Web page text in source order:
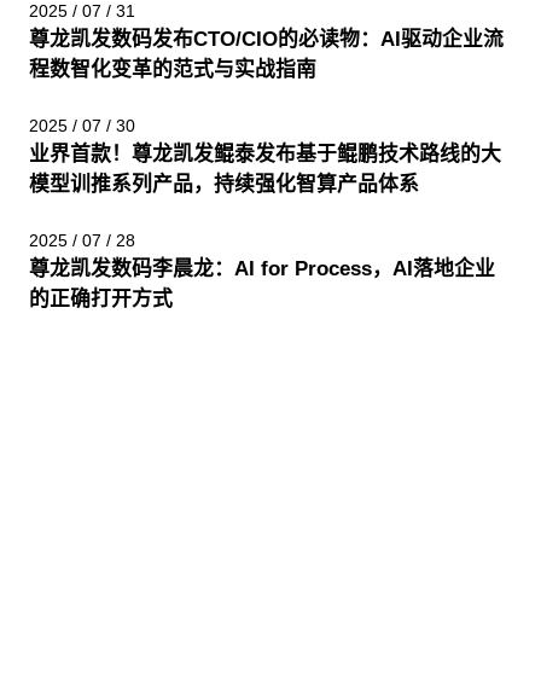
2025 / 07 / 31
尊龙凯发数码发布CTO/CIO的必读物：AI驱动企业流
程数智化变革的范式与实战指南
2025 / 07 / 30
业界首款！尊龙凯发鲲泰发布基于鲲鹏技术路线的大
模型训推系列产品，持续强化智算产品体系
2025 / 07 / 28
尊龙凯发数码李晨龙：AI for Process，AI落地企业
的正确打开方式